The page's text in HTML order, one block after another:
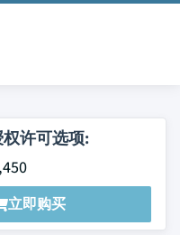
许可选项:
立即购买